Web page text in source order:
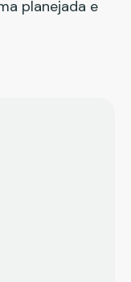
planejada e